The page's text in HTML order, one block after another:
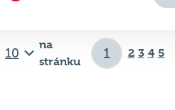
na
stránku
2 3 4 5